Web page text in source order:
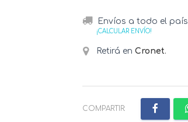
Envíos a todo el país
¡CALCULAR ENVÍO!
Retirá en Cronet.
COMPARTIR: